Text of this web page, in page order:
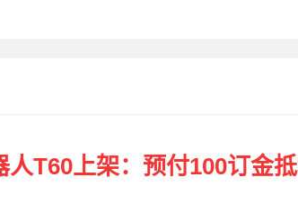
人T60上架：预付100订金